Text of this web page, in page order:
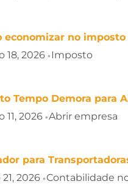
economizar no imposto
18, 2026 • Imposto
Tempo Demora para
11, 2026 •Abrir empresa
para
2026 •Contabilidade